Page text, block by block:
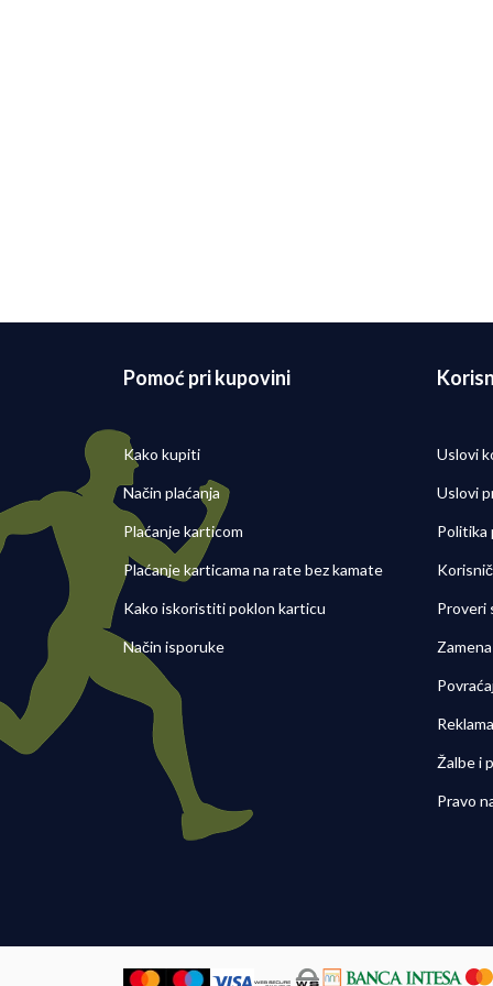
Pomoć pri kupovini
Kako kupiti
Način plaćanja
Plaćanje karticom
Plaćanje karticama na rate bez kamate
Kako iskoristiti poklon karticu
Način isporuke
Uslovi
Uslovi
Politika
Proveri
Žalbe i
Pravo